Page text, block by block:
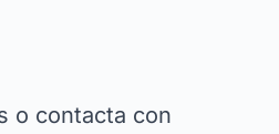
o contacta con